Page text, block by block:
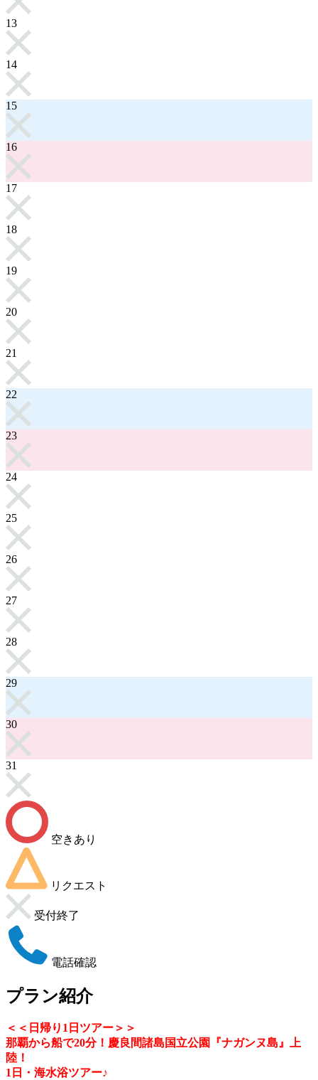
13
14
15
16
17
18
19
20
21
22
23
24
25
26
27
28
29
30
31
空きあり
リクエスト
受付終了
電話確認
プラン紹介
＜＜日帰り1日ツアー＞＞
那覇から船で20分！慶良間諸島国立公園『ナガンヌ島』上
陸！
1日・海水浴ツアー♪